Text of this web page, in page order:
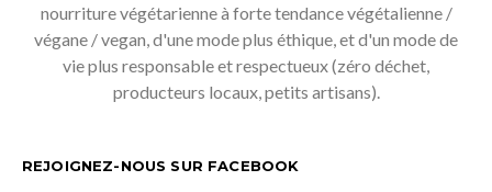
nourriture végétarienne à forte tendance végétalienne /
végane / vegan, d'une mode plus éthique, et d'un mode de
vie plus responsable et respectueux (zéro déchet,
producteurs locaux, petits artisans).
REJOIGNEZ-NOUS SUR FACEBOOK